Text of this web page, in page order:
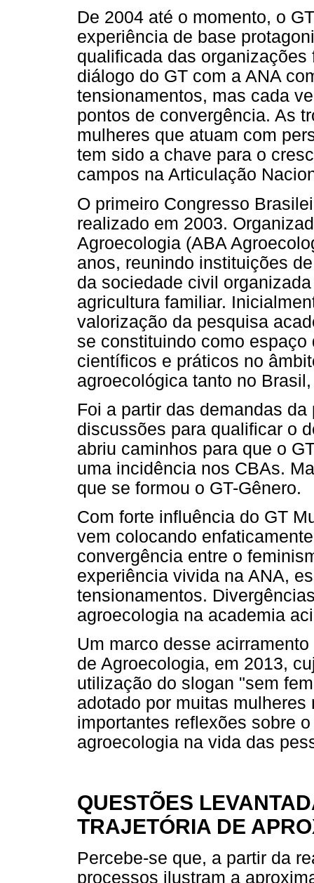
De 2004 até o momento, o
experiência de base
qualificada das
diálogo do GT com a ANA
tensionamentos, mas cada
pontos de convergência. As
mulheres que atuam com
tem sido a chave para o
campos na Articulação
O primeiro Congresso
realizado em 2003.
Agroecologia (ABA
anos, reunindo instituições
da sociedade civil
agricultura familiar.
valorização da pesquisa
se constituindo como
científicos e práticos no
agroecológica tanto no
Foi a partir das demandas
discussões para qualificar o
abriu caminhos para que o
uma incidência nos CBAs.
que se formou o GT-Gênero.
Com forte influência do GT
vem colocando
convergência entre o
experiência vivida na ANA,
tensionamentos.
agroecologia na academia
Um marco desse
de Agroecologia, em 2013,
utilização do slogan "sem
adotado por muitas
importantes reflexões sobre
agroecologia na vida das
QUESTÕES
TRAJETÓRIA DE
Percebe-se que, a partir da
processos ilustram a